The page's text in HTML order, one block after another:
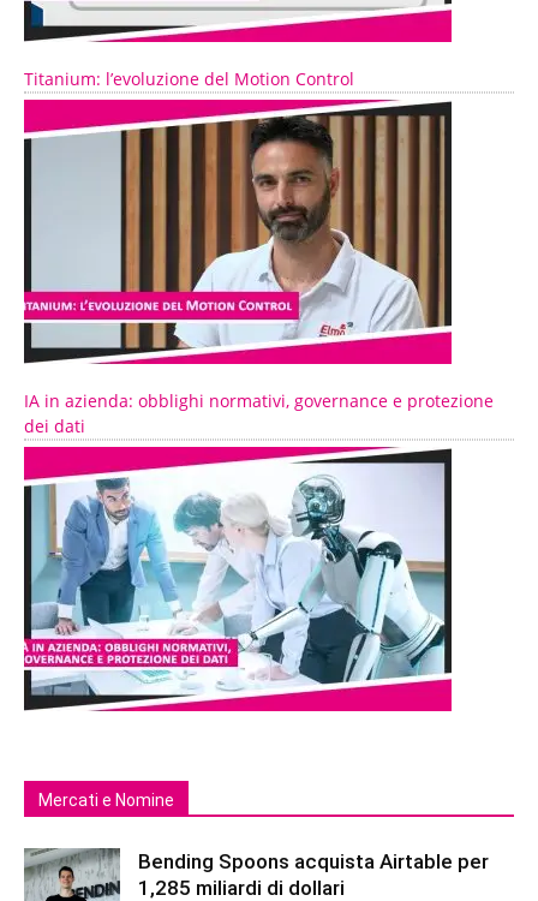
Titanium: l’evoluzione del Motion Control
IA in azienda: obblighi normativi, governance e protezione
dei dati
Mercati e Nomine
Bending Spoons acquista Airtable per
1,285 miliardi di dollari